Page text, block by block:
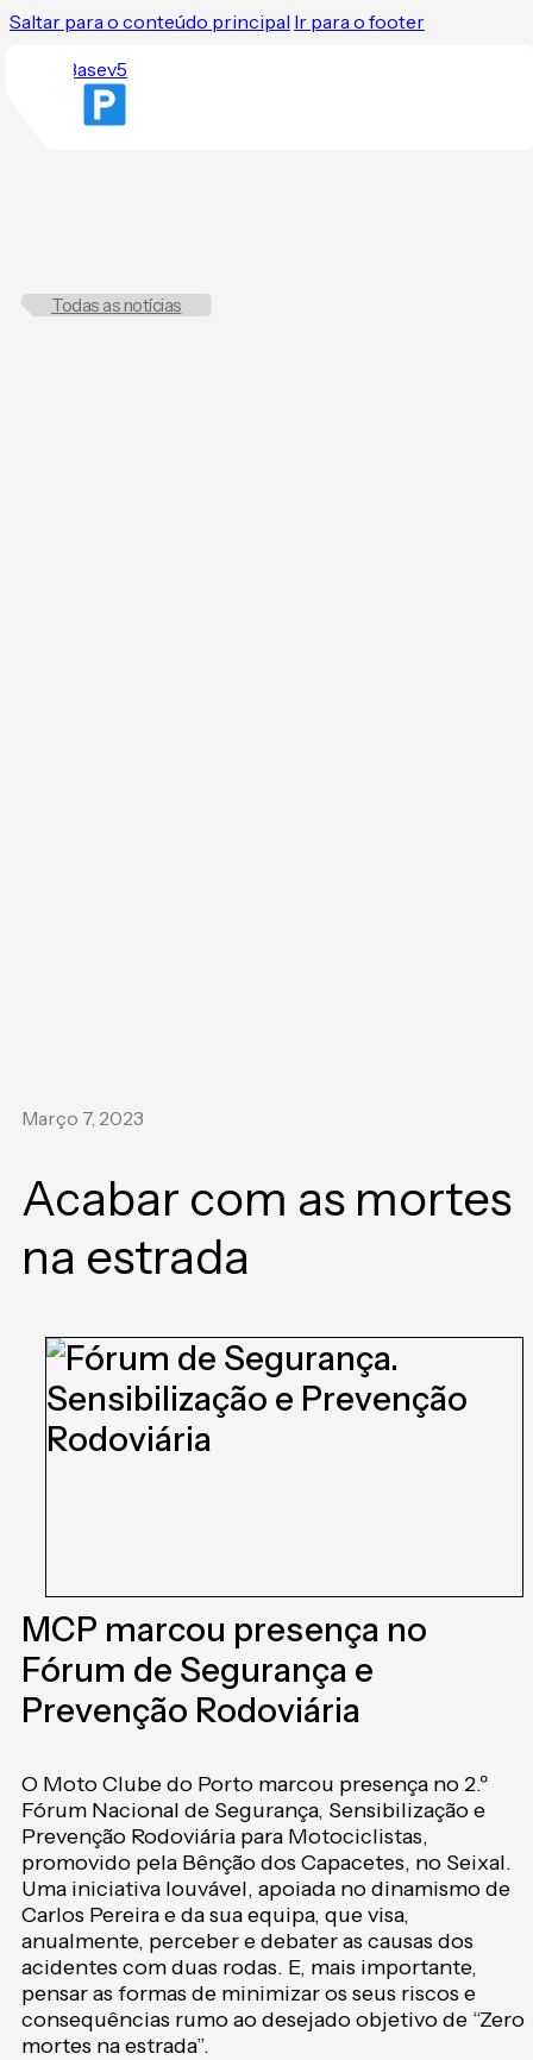
Saltar para o conteúdo principal Ir para o footer
Todas as notícias
Março 7, 2023
Acabar com as mortes
na estrada
MCP marcou presença no
Fórum de Segurança e
Prevenção Rodoviária
O Moto Clube do Porto marcou presença no 2.º
Fórum Nacional de Segurança, Sensibilização e
Prevenção Rodoviária para Motociclistas,
promovido pela Bênção dos Capacetes, no Seixal.
Uma iniciativa louvável, apoiada no dinamismo de
Carlos Pereira e da sua equipa, que visa,
anualmente, perceber e debater as causas dos
acidentes com duas rodas. E, mais importante,
pensar as formas de minimizar os seus riscos e
consequências rumo ao desejado objetivo de “Zero
mortes na estrada”.